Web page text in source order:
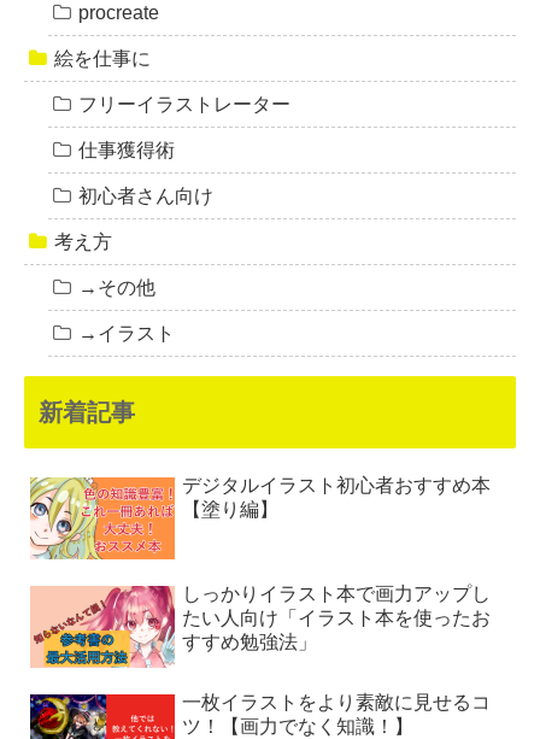
procreate
絵を仕事に
フリーイラストレーター
仕事獲得術
初心者さん向け
考え方
→その他
→イラスト
新着記事
デジタルイラスト初心者おすすめ本
【塗り編】
しっかりイラスト本で画力アップし
たい人向け「イラスト本を使ったお
すすめ勉強法」
一枚イラストをより素敵に見せるコ
ツ！【画力でなく知識！】